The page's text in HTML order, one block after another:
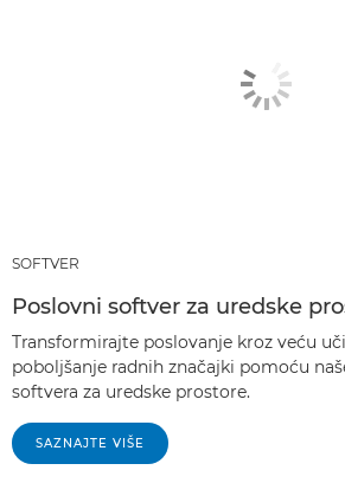
SOFTVER
Poslovni softver za uredske
Transformirajte poslovanje kroz veću
poboljšanje radnih značajki pomoću
softvera za uredske prostore.
SAZNAJTE VIŠE